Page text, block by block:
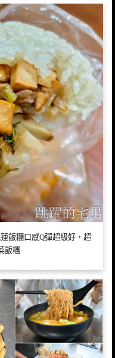
飯糰口感Q彈超級好，超
飯糰